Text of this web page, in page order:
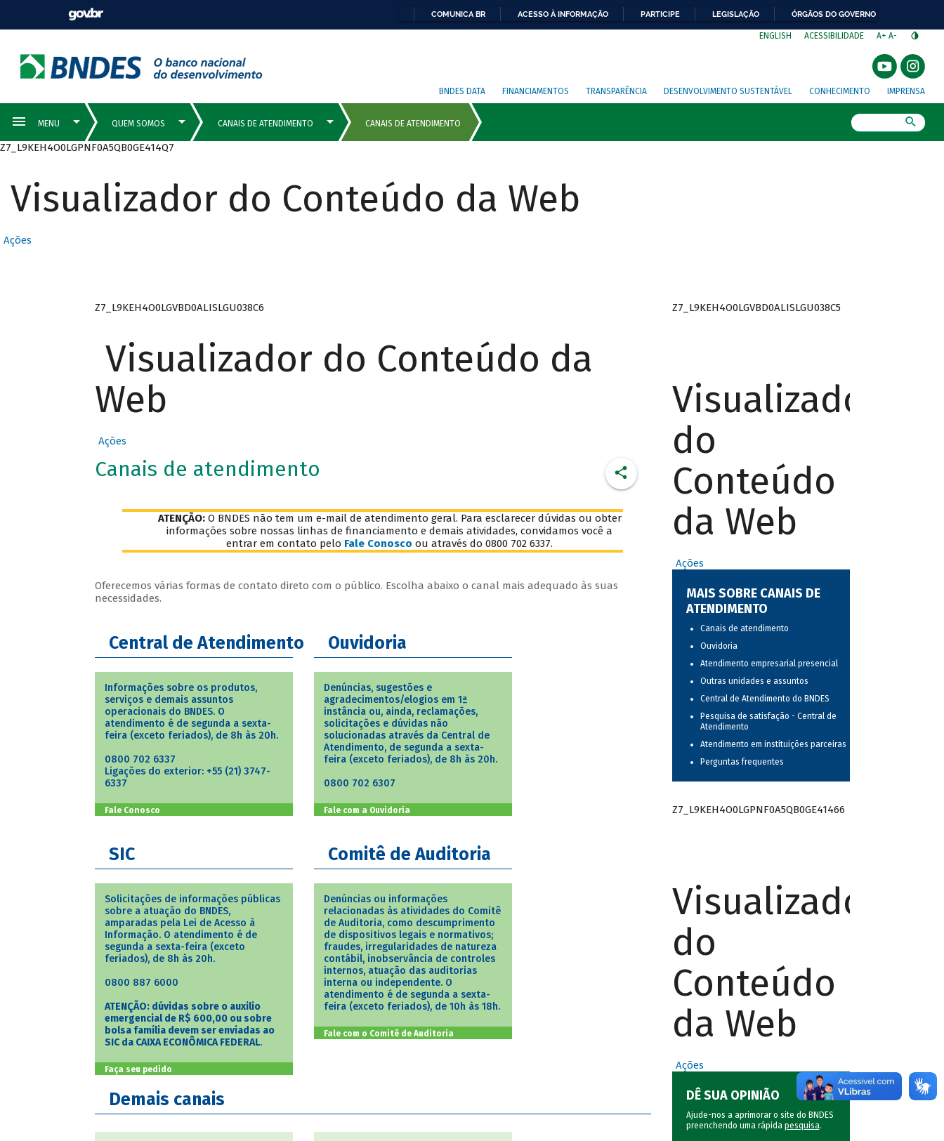
COMUNICA BR ACESSO À INFORMAÇÃO PARTICIPE LEGISLAÇÃO ÓRGÃOS DO GOVERNO
ENGLISH ACESSIBILIDADE A+ A-
BNDES DATA FINANCIAMENTOS TRANSPARÊNCIA DESENVOLVIMENTO SUSTENTÁVEL CONHECIMENTO IMPRENSA
Z7_L9KEH4O0LGPNF0A5QB0GE414Q7
Visualizador do Conteúdo da Web
Ações
Z7_L9KEH4O0LGVBD0ALISLGU038C6
Visualizador do Conteúdo da
Web
Ações
Canais de atendimento
ATENÇÃO:O BNDES não tem um e-mail de atendimento geral. Para esclarecer dúvidas ou obter
informações sobre nossas linhas de financiamento e demais atividades, convidamos você a
entrar em contato pelo Fale Conosco ou através do 0800 702 6337.
Oferecemos várias formas de contato direto com o público. Escolha abaixo o canal mais adequado às suas
necessidades.
Central de Atendimento
Informações sobre os produtos,
serviços e demais assuntos
operacionais do BNDES. O
atendimento é de segunda a sexta-
feira (exceto feriados), de 8h às 20h.
0800 702 6337
Ligações do exterior: +55 (21) 3747-
6337
Fale Conosco
Ouvidoria
Denúncias, sugestões e
agradecimentos/elogios em 1ª
instância ou, ainda, reclamações,
solicitações e dúvidas não
solucionadas através da Central de
Atendimento, de segunda a sexta-
feira (exceto feriados), de 8h às 20h.
0800 702 6307
Fale com a Ouvidoria
SIC
Solicitações de informações públicas
sobre a atuação do BNDES,
amparadas pela Lei de Acesso à
Informação. O atendimento é de
segunda a sexta-feira (exceto
feriados), de 8h às 20h.
0800 887 6000
ATENÇÃO: dúvidas sobre o auxilio
emergencial de R$ 600,00 ou sobre
bolsa família devem ser enviadas ao
SIC da CAIXA ECONÔMICA FEDERAL.
Faça seu pedido
Comitê de Auditoria
Denúncias ou informações
relacionadas às atividades do Comitê
de Auditoria, como descumprimento
de dispositivos legais e normativos;
fraudes, irregularidades de natureza
contábil, inobservância de controles
internos, atuação das auditorias
interna ou independente. O
atendimento é de segunda a sexta-
feira (exceto feriados), de 10h às 18h.
Fale com o Comitê de Auditoria
Demais canais
Z7_L9KEH4O0LGVBD0ALISLGU038C5
Visualizador
do
Conteúdo
da Web
Ações
MAIS SOBRE CANAIS DE
ATENDIMENTO
Canais de atendimento
Ouvidoria
Atendimento empresarial presencial
Outras unidades e assuntos
Central de Atendimento do BNDES
Pesquisa de satisfação - Central de
Atendimento
Atendimento em instituições parceiras
Perguntas frequentes
Z7_L9KEH4O0LGPNF0A5QB0GE41466
Visualizador
do
Conteúdo
da Web
Ações
DÊ SUA OPINIÃO
Ajude-nos a aprimorar o site do BNDES
preenchendo uma rápida pesquisa.